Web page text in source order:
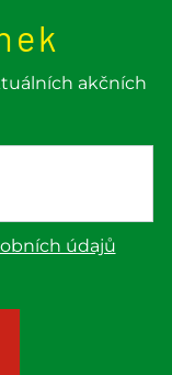
akčních
údajů